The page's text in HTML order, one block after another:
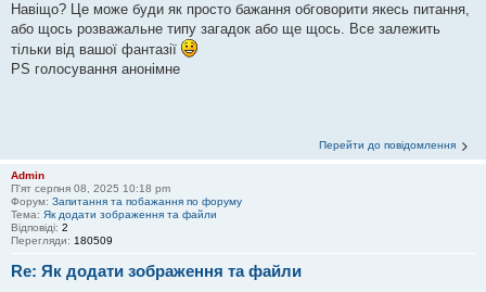
Навіщо? Це може буди як просто бажання обговорити якесь питання,
або щось розважальне типу загадок або ще щось. Все залежить
тільки від вашої фантазії
PS голосування анонімне
Перейти до повідомлення
Admin
П'ят серпня 08, 2025 10:18 pm
Форум: Запитання та побажання по форуму
Тема: Як додати зображення та файли
Відповіді: 2
Перегляди: 180509
Re: Як додати зображення та файли